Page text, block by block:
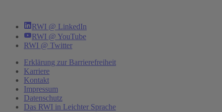
RWI @ LinkedIn
RWI @ YouTube
RWI @ Twitter
Erklärung zur Barrierefreiheit
Karriere
Kontakt
Impressum
Datenschutz
Das RWI in Leichter Sprache